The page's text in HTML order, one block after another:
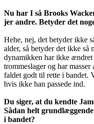
Nu har I så Brooks
jer andre. Betyder det
Hehe, nej, det betyder ikke
alder, så betyder det ikke
dynamikken har ikke ændret
trommeslager og har
faldet godt til rette i bandet.
hvis ikke han passede ind.
Du siger, at du kendte
Sådan helt
i bandet?